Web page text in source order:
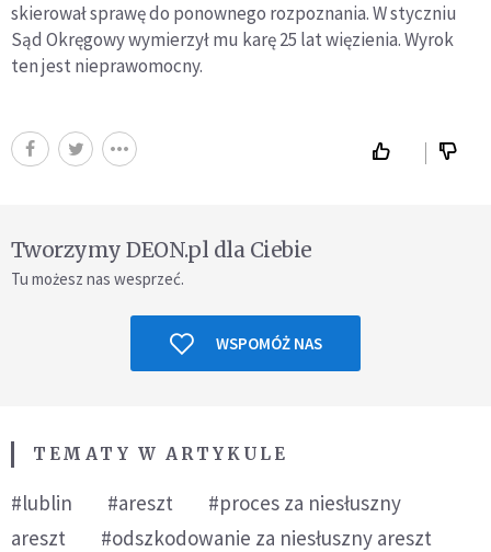
skierował sprawę do ponownego rozpoznania. W styczniu
Sąd Okręgowy wymierzył mu karę 25 lat więzienia. Wyrok
ten jest nieprawomocny.
Tworzymy DEON.pl dla Ciebie
Tu możesz nas wesprzeć.
WSPOMÓŻ NAS
TEMATY W ARTYKULE
#lublin #areszt
#proces za niesłuszny
areszt
#odszkodowanie za niesłuszny areszt